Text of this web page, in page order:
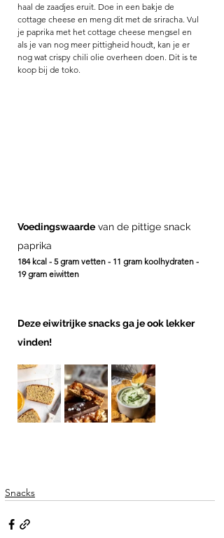
haal de zaadjes eruit. Doe in een bakje de
cottage cheese en meng dit met de sriracha. Vul
je paprika met het cottage cheese mengsel en
als je van nog meer pittigheid houdt, kan je er
nog wat crispy chili olie overheen doen. Dit is te
koop bij de toko.
Voedingswaarde van de pittige snack
paprika
184 kcal - 5 gram vetten - 11 gram koolhydraten -
19 gram eiwitten
Deze eiwitrijke snacks ga je ook lekker
vinden!
Snacks